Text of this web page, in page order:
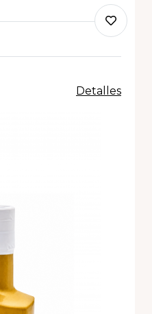
Detalles